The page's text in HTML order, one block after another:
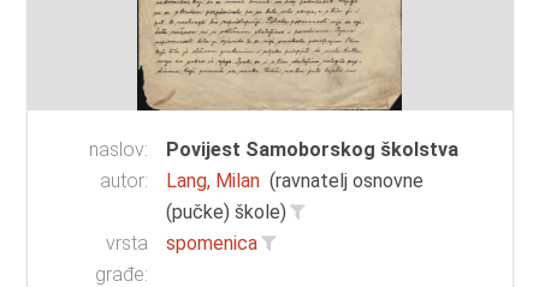
naslov:
Povijest Samoborskog školstva
autor:
Lang, Milan (ravnatelj osnovne
(pučke) škole)
vrsta
građe:
spomenica